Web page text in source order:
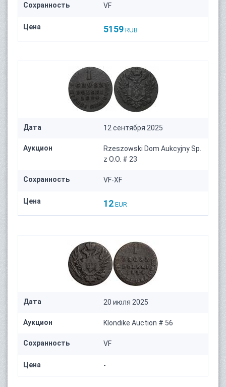
Сохранность VF
Цена 5159 RUB
Дата 12 сентября 2025
Аукцион
Rzeszowski Dom Aukcyjny Sp.
z O.O. # 23
Сохранность VF-XF
Цена 12 EUR
Дата 20 июля 2025
Аукцион Klondike Auction # 56
Сохранность VF
Цена -